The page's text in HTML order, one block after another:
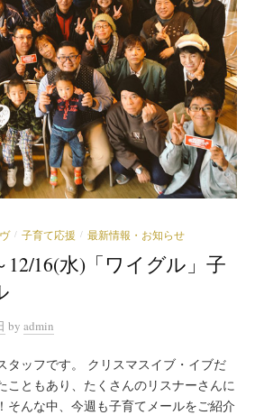
/ 子育て応援 / 最新情報・お知らせ
16(水)「ワイグル」子
by admin
タッフです。 クリスマスイブ・イブだ
こともあり、たくさんのリスナーさんに
そんな中、今週も子育てメールをご紹介